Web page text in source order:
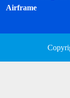
Airframe